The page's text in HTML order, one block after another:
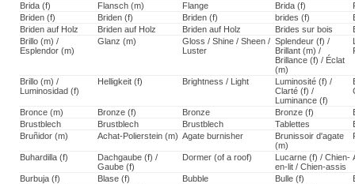
Brida (f)
Flansch (m) Flange Brida (f)
Briden (f)
Briden (f) Briden (f) brides (f)
Briden auf Holz
Briden auf Holz Briden auf Holz Brides sur bois
Brillo (m) /
Esplendor (m)
Glanz (m)
Gloss / Shine / Sheen /
Luster
Splendeur (f) /
Brillant (m) /
Brillance (f) / Éclat
(m)
Brillo (m) /
Luminosidad (f)
Helligkeit (f) Brightness / Light
Luminosité (f) /
Clarté (f) /
Luminance (f)
Bronce (m) Bronze (f) Bronze Bronze (f)
Brustblech
Brustblech Brustblech Tablettes
Bruñidor (m)
Achat-Polierstein (m) Agate burnisher
Brunissoir d'agate
(m)
Buhardilla (f)
Dachgaube (f) /
Gaube (f)
Dormer (of a roof)
Lucarne (f) / Chien-
en-lit / Chien-assis
Burbuja (f) Blase (f) Bubble Bulle (f)